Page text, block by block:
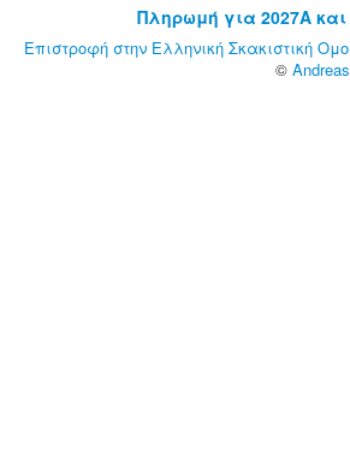
Πληρωμή για 2027A και
Επιστροφή στην Ελληνική Σκακιστική
©